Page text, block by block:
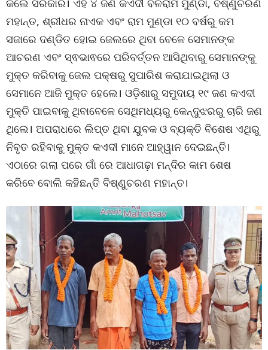
ମହାନ୍ତ, ଶ୍ରୀଧର ନାଏକ ଏବଂ ରାମ ମୁଣ୍ଡା ୧୦ ବର୍ଷରୁ କମ
ସଜାରେ ଦଣ୍ଡିତ ହୋଇ ଜେଲରେ ଥିବା ବେଳେ ସେମାନଙ୍କ
ଆଚରଣ ଏବଂ ସ୍ଵଭାଵରେ ପରିବର୍ତ୍ତନ ଆସିଥିବାରୁ ସେମାନଙ୍କୁ
ମୁକ୍ତ କରିବାକୁ ଜେଲ ପକ୍ଷରୁ ସୁପାରିଶ କରାଯାଇଥିଲା ଓ
ସେମାନେ ଆଜି ମୁକ୍ତ ହେଲେ। ଓଡ଼ିଶାରୁ ସମୁଦାୟ ୧୯ ଜଣ କଏଦୀ
ମୁକ୍ତି ପାଇବାକୁ ଥିବାବେଳେ ସେଥିମଧ୍ୟରୁ କେନ୍ଦୁଝରରୁ ଚାରି ଜଣ
ଥିଲେ। ଅପରାଧରେ ଲିପ୍ତ ଥିବା ଯୁବକ ଓ ବ୍ୟକ୍ତି ବିଶେଷ ଏଥିରୁ
ନିବୃତ ରହିବାକୁ ମୁକ୍ତ କଏଦୀ ମାନେ ଆହ୍ୱାନ ଦେଇଛନ୍ତି।
ଏଠାରେ ଗଲା ପରେ ଗାଁ ରେ ଆଧାଗଢ଼ା ମନ୍ଦିର କାମ ଶେଷ
କରିବେ ବୋଲି କହିଛନ୍ତି ବିଷ୍ଣୁଚରଣ ମହାନ୍ତ।